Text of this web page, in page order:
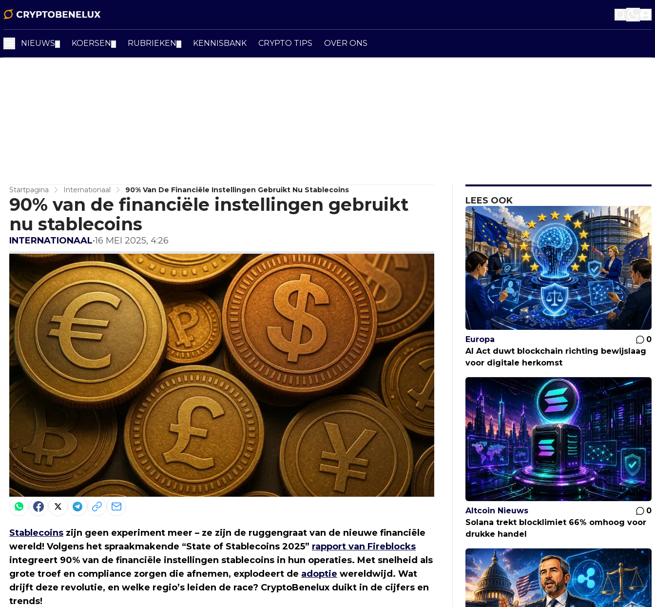
NIEUWS KOERSEN RUBRIEKEN KENNISBANK CRYPTO TIPS OVER ONS
Startpagina Internationaal 90% Van De Financiële Instellingen Gebruikt Nu Stablecoins
90% van de financiële instellingen gebruikt
nu stablecoins
INTERNATIONAAL•16 MEI 2025, 4:26
Stablecoins zijn geen experiment meer – ze zijn de ruggengraat van de nieuwe financiële
wereld! Volgens het spraakmakende “State of Stablecoins 2025” rapport van Fireblocks
integreert 90% van de financiële instellingen stablecoins in hun operaties. Met snelheid als
grote troef en compliance zorgen die afnemen, explodeert de adoptie wereldwijd. Wat
drijft deze revolutie, en welke regio’s leiden de race? CryptoBenelux duikt in de cijfers en
trends!
LEES OOK
Europa
0
AI Act duwt blockchain richting bewijslaag
voor digitale herkomst
Altcoin Nieuws
0
Solana trekt blocklimiet 66% omhoog voor
drukke handel